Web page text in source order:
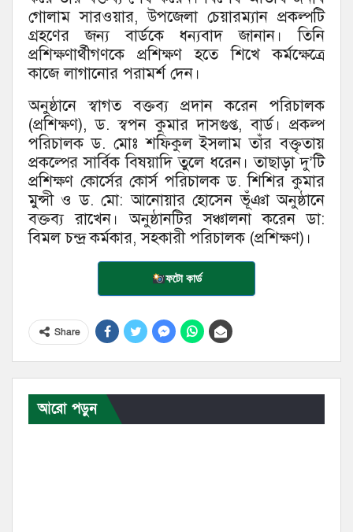
গোলাম সারওয়ার, উপজেলা চেয়ারম্যান প্রকল্পটি
গ্রহণের জন্য বার্ডকে ধন্যবাদ জানান। তিনি
প্রশিক্ষণার্থীগণকে প্রশিক্ষণ হতে শিখে কর্মক্ষেত্রে
কাজে লাগানোর পরামর্শ দেন।
অনুষ্ঠানে স্বাগত বক্তব্য প্রদান করেন পরিচালক
(প্রশিক্ষণ), ড. স্বপন কুমার দাসগুপ্ত, বার্ড। প্রকল্প
পরিচালক ড. মোঃ শফিকুল ইসলাম তাঁর বক্তৃতায়
প্রকল্পের সার্বিক বিষয়াদি তুলে ধরেন। তাছাড়া দু’টি
প্রশিক্ষণ কোর্সের কোর্স পরিচালক ড. শিশির কুমার
মুন্সী ও ড. মো: আনোয়ার হোসেন ভূঁঞা অনুষ্ঠানে
বক্তব্য রাখেন। অনুষ্ঠানটির সঞ্চালনা করেন ডা:
বিমল চন্দ্র কর্মকার, সহকারী পরিচালক (প্রশিক্ষণ)।
ফটো কার্ড
Share
আরো পড়ুন